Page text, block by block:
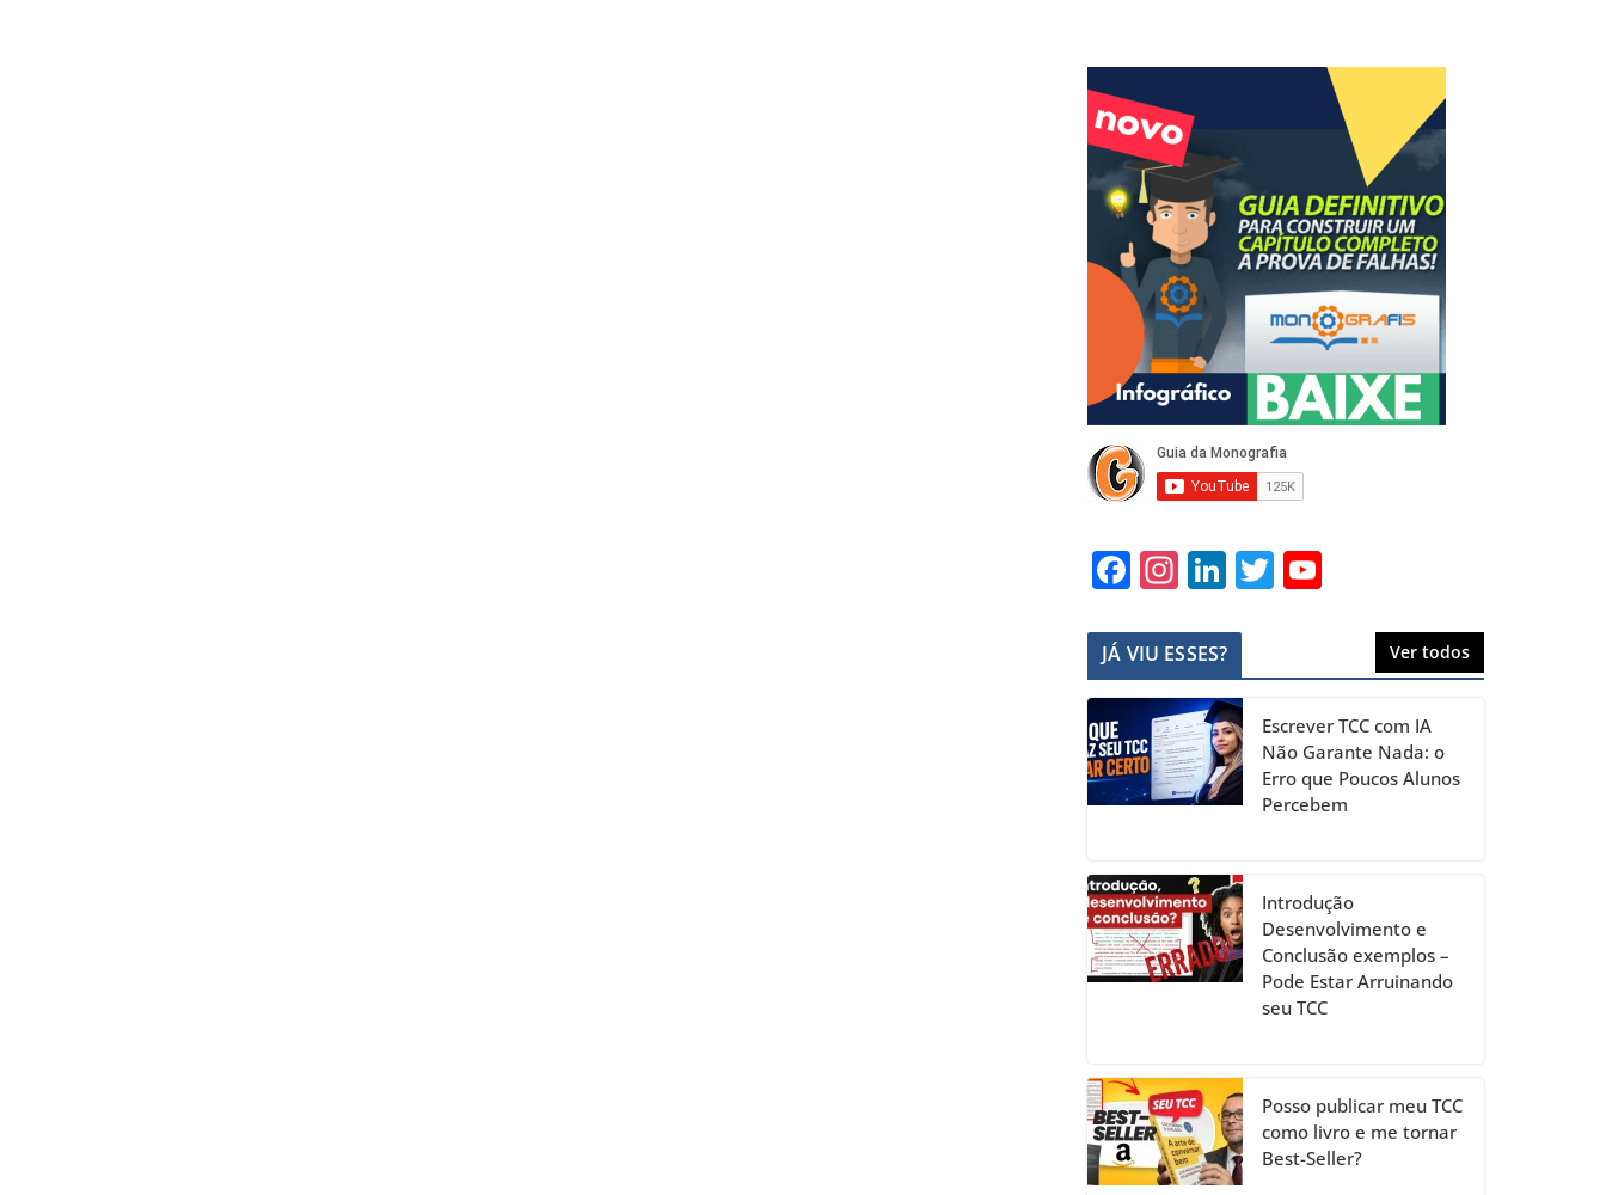
F
c
e
b
o
o
In
a
gr
a
m
Li
k
e
dI
n
T
er T
u
b
e
a
n
n
el
JÁ VIU ESSES? Ver todos
Escrever TCC com IA
Não Garante Nada: o
Erro que Poucos Alunos
Percebem
Introdução
Desenvolvimento e
Conclusão exemplos –
Pode Estar Arruinando
seu TCC
Posso publicar meu TCC
como livro e me tornar
Best-Seller?